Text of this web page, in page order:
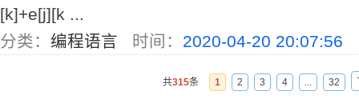
[k]+e[j][k ...
分类： 编程语言 时间： 2020-04-20 20:07:56
共315条 1 2 3 4 ... 32